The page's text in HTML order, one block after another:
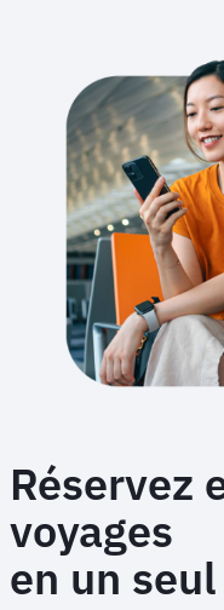
Réservez
voyages
en un